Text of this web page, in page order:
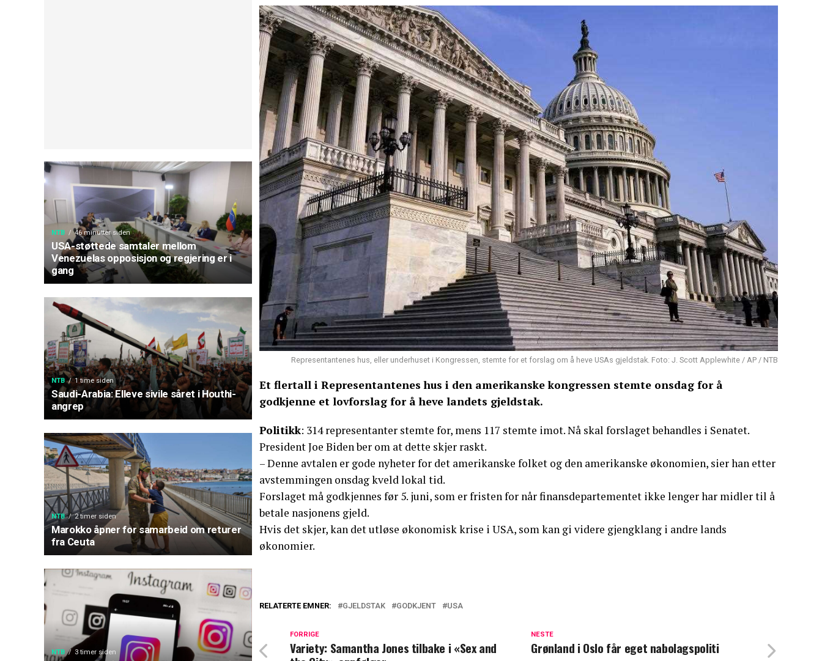
NTB 46 minutter siden
USA-støttede samtaler mellom
Venezuelas opposisjon og regjering er i
gang
NTB 1 time siden
Saudi-Arabia: Elleve sivile såret i Houthi-
angrep
NTB 2 timer siden
Marokko åpner for samarbeid om returer
fra Ceuta
NTB 3 timer siden
Representantenes hus, eller underhuset i Kongressen, stemte for et forslag om å heve USAs gjeldstak. Foto: J. Scott Applewhite / AP / NTB
Et flertall i Representantenes hus i den amerikanske kongressen stemte onsdag for å
godkjenne et lovforslag for å heve landets gjeldstak.
Politikk: 314 representanter stemte for, mens 117 stemte imot. Nå skal forslaget behandles i Senatet.
President Joe Biden ber om at dette skjer raskt.
– Denne avtalen er gode nyheter for det amerikanske folket og den amerikanske økonomien, sier han etter
avstemmingen onsdag kveld lokal tid.
Forslaget må godkjennes før 5. juni, som er fristen for når finansdepartementet ikke lenger har midler til å
betale nasjonens gjeld.
Hvis det skjer, kan det utløse økonomisk krise i USA, som kan gi videre gjengklang i andre lands
økonomier.
RELATERTE EMNER: GJELDSTAK GODKJENT USA
NESTE
Grønland i Oslo får eget nabolagspoliti
FORRIGE
Variety: Samantha Jones tilbake i «Sex and